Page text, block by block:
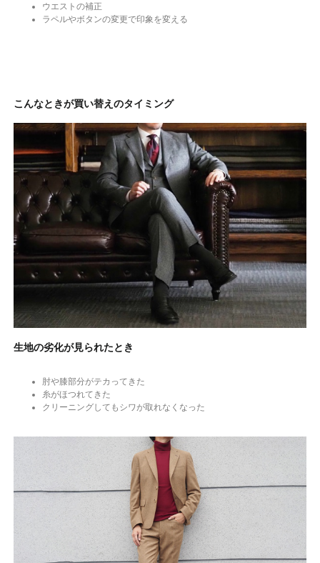
ウエストの補正
ラペルやボタンの変更で印象を変える
こんなときが買い替えのタイミング
生地の劣化が見られたとき
肘や膝部分がテカってきた
糸がほつれてきた
クリーニングしてもシワが取れなくなった